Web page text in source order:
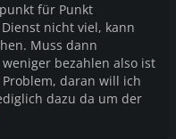
für Punkt
nicht viel, kann
Muss dann
bezahlen also ist
daran will ich
dazu da um der